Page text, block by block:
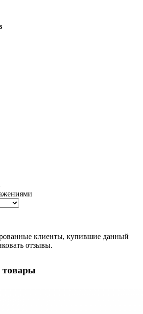
клиенты, купившие данный
отзывы.